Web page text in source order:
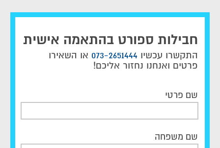
חבילות ספורט בהתאמה אישית
התקשרו עכשיו 073-2651444 או השאירו
פרטים ואנחנו נחזור אליכם!
שם פרטי
שם משפחה